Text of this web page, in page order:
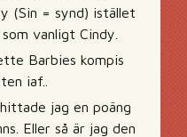
(Sin = synd) istället
vanligt Cindy.
Barbies kompis
iaf..
jag en poäng
Eller så är jag den